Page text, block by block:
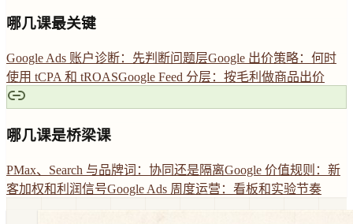
哪几课最关键
Google Ads 账户诊断：先判断问题层Google 出价策略：何时
使用 tCPA 和 tROASGoogle Feed 分层：按毛利做商品出价
哪几课是桥梁课
PMax、Search 与品牌词：协同还是隔离Google 价值规则：新
客加权和利润信号Google Ads 周度运营：看板和实验节奏